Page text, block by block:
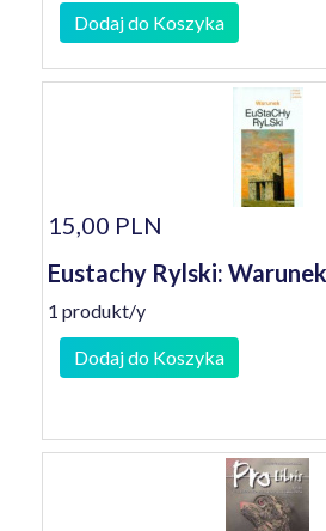
Dodaj do Koszyka
15,00 PLN
Eustachy Rylski: Warunek
1 produkt/y
Dodaj do Koszyka